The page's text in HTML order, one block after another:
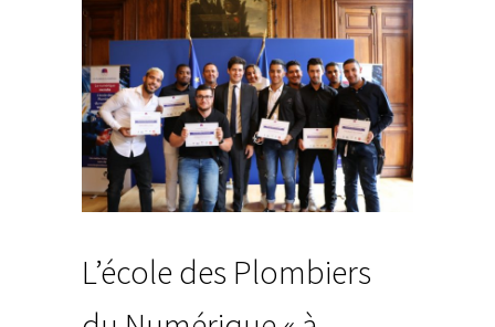
L’école des Plombiers